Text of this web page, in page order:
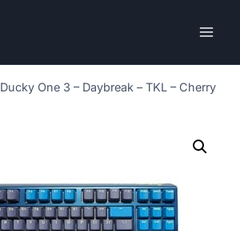
Ducky One 3 – Daybreak – TKL – Cherry